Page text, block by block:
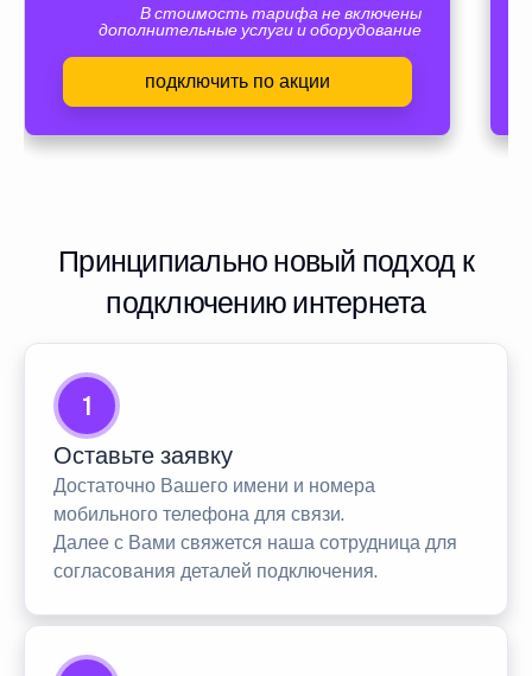
В стоимость тарифа не включены
дополнительные услуги и оборудование
подключить по акции
Принципиально новый подход к
подключению интернета
1
Оставьте заявку
Достаточно Вашего имени и номера
мобильного телефона для связи.
Далее с Вами свяжется наша сотрудница для
согласования деталей подключения.